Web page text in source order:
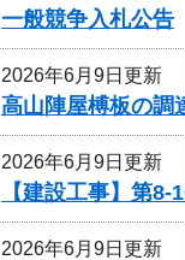
一般競争入札公告
2026年6月9日更新
高山陣屋榑板の調
2026年6月9日更新
【建設工事】第
2026年6月9日更新